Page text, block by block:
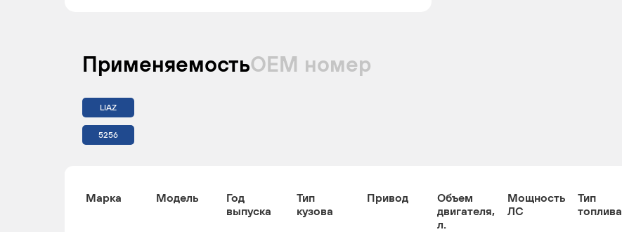
ПрименяемостьОЕМ номер
LIAZ
5256
Марка Модель
Год
выпуска
Тип
кузова
Привод
Объем
двигателя,
л.
Мощность
ЛС
Тип
топлива